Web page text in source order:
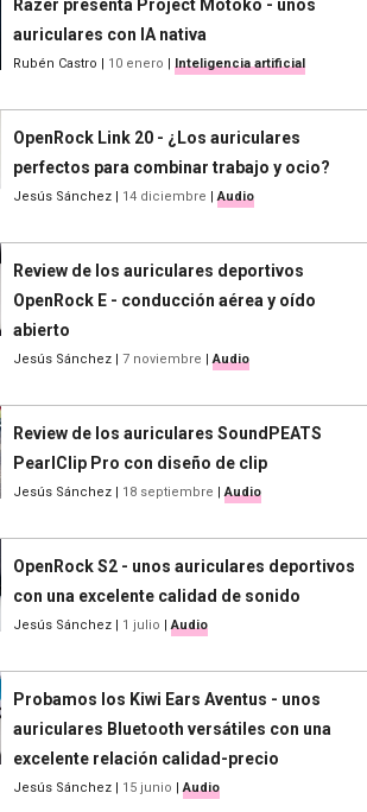
Razer presenta Project Motoko - unos
auriculares con IA nativa
Rubén Castro | 10 enero | Inteligencia artificial
OpenRock Link 20 - ¿Los auriculares
perfectos para combinar trabajo y ocio?
Jesús Sánchez | 14 diciembre | Audio
Review de los auriculares deportivos
OpenRock E - conducción aérea y oído
abierto
Jesús Sánchez | 7 noviembre | Audio
Review de los auriculares SoundPEATS
PearlClip Pro con diseño de clip
Jesús Sánchez | 18 septiembre | Audio
OpenRock S2 - unos auriculares deportivos
con una excelente calidad de sonido
Jesús Sánchez | 1 julio | Audio
Probamos los Kiwi Ears Aventus - unos
auriculares Bluetooth versátiles con una
excelente relación calidad-precio
Jesús Sánchez | 15 junio | Audio